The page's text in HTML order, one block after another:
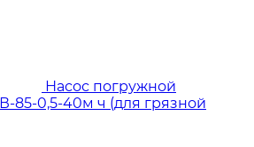
Насос погружной
85-0,5-40м ч (для грязной